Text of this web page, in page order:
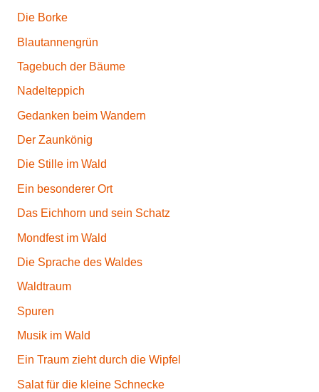
Die Borke
Blautannengrün
Tagebuch der Bäume
Nadelteppich
Gedanken beim Wandern
Der Zaunkönig
Die Stille im Wald
Ein besonderer Ort
Das Eichhorn und sein Schatz
Mondfest im Wald
Die Sprache des Waldes
Waldtraum
Spuren
Musik im Wald
Ein Traum zieht durch die Wipfel
Salat für die kleine Schnecke